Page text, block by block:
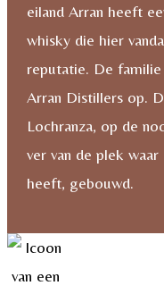
eiland Arran heeft
whisky die hier
reputatie. De
Arran Distillers op.
Lochranza, op de
ver van de plek
heeft, gebouwd.